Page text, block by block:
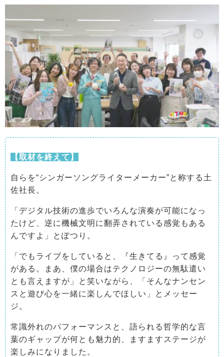
【取材を終えて】
自らを“シンガーソングライターメーカー”と称する土
佐社長。
「デジタル技術の進歩でいろんな演奏が可能になっ
たけど、逆に機械文明に翻弄されている感覚もある
んですよ」とぽつり。
「でもライブをしていると、『生きてる』って感覚
がある。まあ、僕の場合はテクノロジーの無駄遣い
とも言えますが」と笑いながら、「そんなナンセン
スと遊び心を一緒に楽しんでほしい」とメッセー
ジ。
常識外れのパフォーマンスと、語られる哲学的な言
葉のギャップが何とも魅力的、ますますステージが
楽しみになりました。